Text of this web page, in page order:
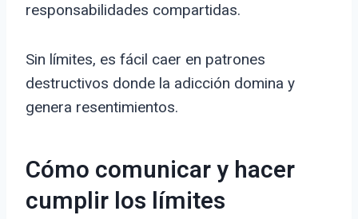
responsabilidades compartidas.
Sin límites, es fácil caer en patrones
destructivos donde la adicción domina y
genera resentimientos.
Cómo comunicar y hacer
cumplir los límites